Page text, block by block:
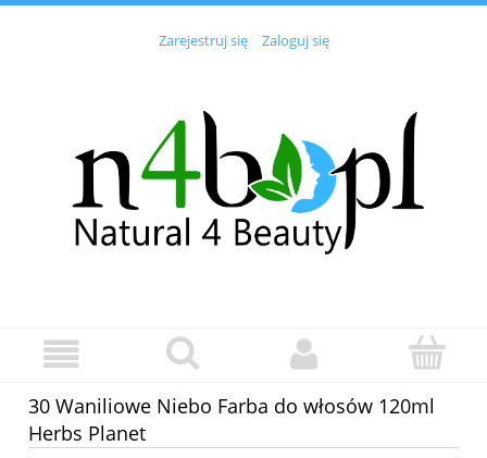
Zarejestruj się Zaloguj się
30 Waniliowe Niebo Farba do włosów 120ml
Herbs Planet